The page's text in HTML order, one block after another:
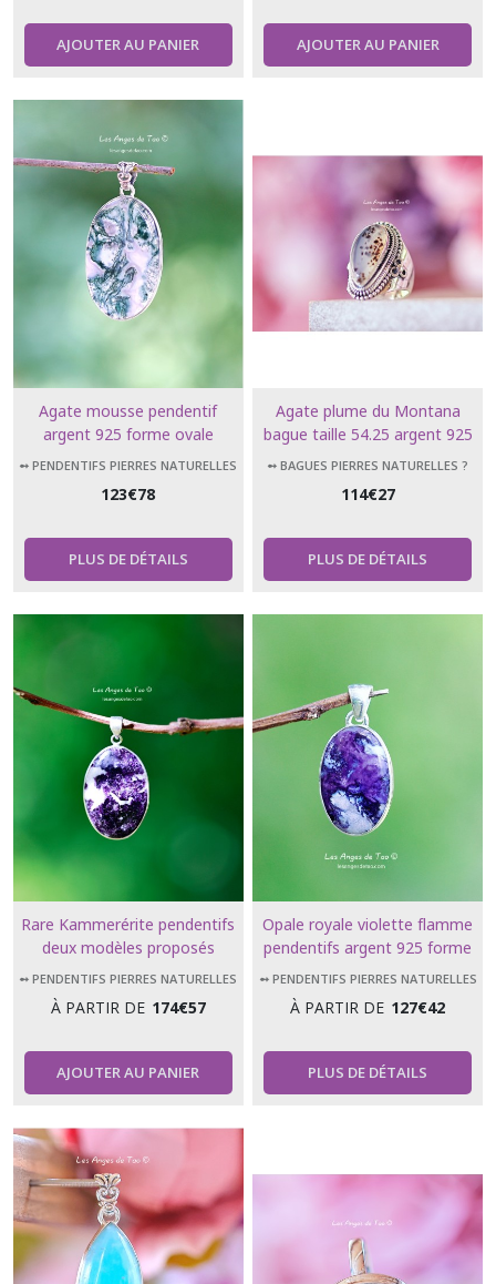
AJOUTER AU PANIER AJOUTER AU PANIER
Agate mousse pendentif
argent 925 forme ovale
➻ PENDENTIFS PIERRES NATURELLES
123€78
PLUS DE DÉTAILS
Agate plume du Montana
bague taille 54.25 argent 925
style baroque
➻ BAGUES PIERRES NATURELLES ?
114€27
PLUS DE DÉTAILS
Rare Kammerérite pendentifs
deux modèles proposés
➻ PENDENTIFS PIERRES NATURELLES
À PARTIR DE 174€57
AJOUTER AU PANIER
Opale royale violette flamme
pendentifs argent 925 forme
deux modèles proposés
➻ PENDENTIFS PIERRES NATURELLES
À PARTIR DE 127€42
PLUS DE DÉTAILS